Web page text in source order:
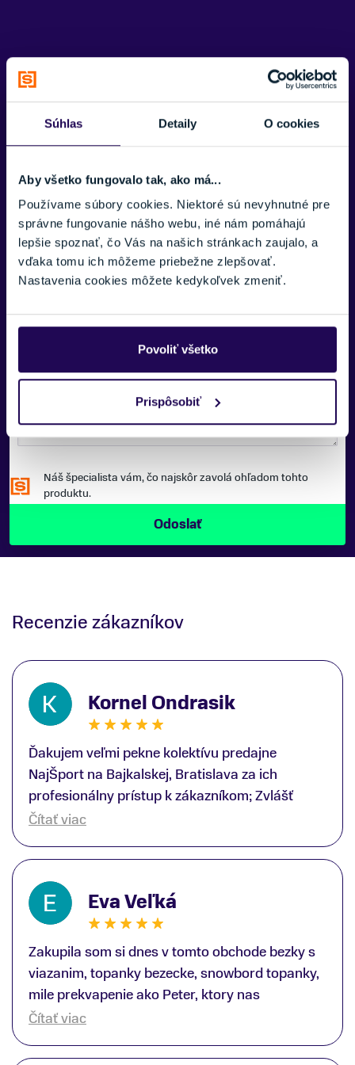
Súhlas Detaily O cookies
Aby všetko fungovalo tak, ako má...
Používame súbory cookies. Niektoré sú nevyhnutné pre
správne fungovanie nášho webu, iné nám pomáhajú
lepšie spoznať, čo Vás na našich stránkach zaujalo, a
vďaka tomu ich môžeme priebežne zlepšovať.
Nastavenia cookies môžete kedykoľvek zmeniť.
Povoliť všetko
Prispôsobiť
KOMPATIBILNÉ S DIOPTRICKÝMI OKULIARMI(OTG)
Áno
VETRANIE
Áno
SLNEČNO
VYMENITEĽNÉ SKLÍČKA
Nie
ANTIFOG
Áno
Zobraziť menej
Potrebujete viac informácii? Sme tu
E-MAIL:
Náš špecialista vám, čo najskôr zavolá ohľadom tohto
produktu.
Recenzie zákazníkov
Kornel Ondrasik
Ďakujem veľmi pekne kolektívu predajne
NajŠport na Bajkalskej, Bratislava za ich
profesionálny prístup k zákazníkom; Zvlášť
ďakujem špecialistovi Martinovi Gunišovi za
lyžiarskej obuvi, ako aj prilby.. všetko značka
Atomic; Pán Martin Guniš mi svojou
odbornosťou otvoril nové obzory a dozvedel
som sa, vďaka jeho profesionálnemu prístupu k
zákazníkovi, up-to-date informácie o nových
trendoch v lyžiarských technológiách; Z
predajne NajŠport som odchádzal s nakúpom
nového lyžiarského vybavenia nielen ako veľmi
spokojný zákazník, ale aj s rešpektom, že
majitelia takejto špičkovej športovej predajne na
Čítať viac
Eva Veľká
Zakupila som si dnes v tomto obchode bezky s
viazanim, topanky bezecke, snowbord topanky,
mile prekvapenie ako Peter, ktory nas
obsluhoval mal prehlad, poradil nam super. Za
Serede
Čítať viac